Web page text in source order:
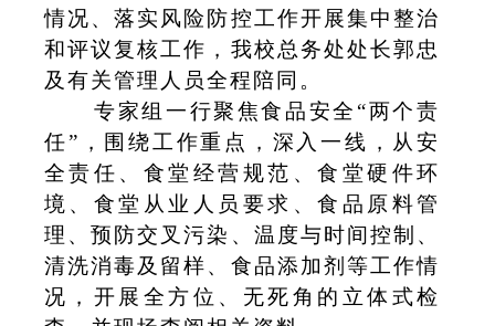
情况、落实风险防控工作开展集中整治
和评议复核工作，我校总务处处长郭忠
及有关管理人员全程陪同。
专家组一行聚焦食品安全 “两个责
任”，围绕工作重点，深入一线，从安
全责任、食堂经营规范、食堂硬件环
境、食堂从业人员要求、食品原料管
理、预防交叉污染、温度与时间控制、
清洗消毒及留样、食品添加剂等工作情
况，开展全方位、无死角的立体式检